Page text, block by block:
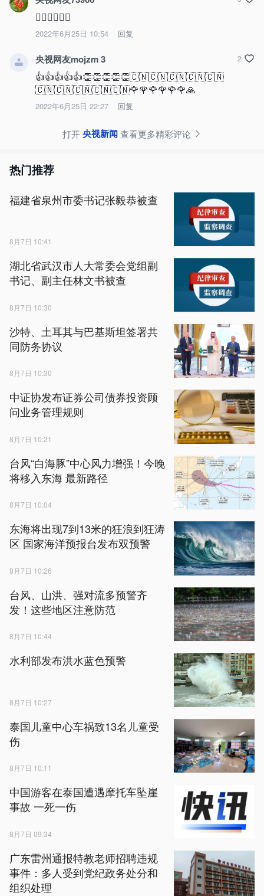
👍🏻👍🏻👍🏻
2022年6月25日 10:54 回复
央视网友mojzm 3
👍👍👍👍👍👏👏👏👏👏🇨🇳🇨🇳🇨🇳🇨🇳🇨🇳
🇨🇳🇨🇳🇨🇳🇨🇳🇨🇳🌹🌹🌹🌹🌹🌹🙏
2022年6月25日 22:27 回复
2
打开央视新闻查看更多精彩评论
热门推荐
福建省泉州市委书记张毅恭被查
8月7日 10:41
湖北省武汉市人大常委会党组副
书记、副主任林文书被查
8月7日 10:30
沙特、土耳其与巴基斯坦签署共
同防务协议
8月7日 10:30
中证协发布证券公司债券投资顾
问业务管理规则
8月7日 10:21
台风“白海豚”中心风力增强！今晚
将移入东海 最新路径
8月7日 10:04
东海将出现7到13米的狂浪到狂涛
区 国家海洋预报台发布双预警
8月7日 10:26
台风、山洪、强对流多预警齐
发！这些地区注意防范
8月7日 10:44
水利部发布洪水蓝色预警
8月7日 10:27
泰国儿童中心车祸致13名儿童受
伤
8月7日 10:11
中国游客在泰国遭遇摩托车坠崖
事故 一死一伤
8月7日 09:34
广东雷州通报特教老师招聘违规
事件：多人受到党纪政务处分和
组织处理